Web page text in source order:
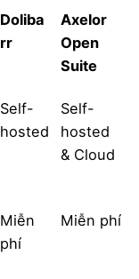
Doliba
rr
Axelor
Open
Suite
Self-
hosted
Self-
hosted
& Cloud
Miễn
phí
Miễn phí